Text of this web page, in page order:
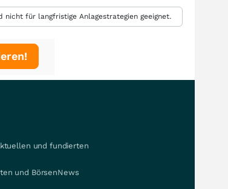
für langfristige Anlagestrategien geeignet.
und fundierten
und BörsenNews